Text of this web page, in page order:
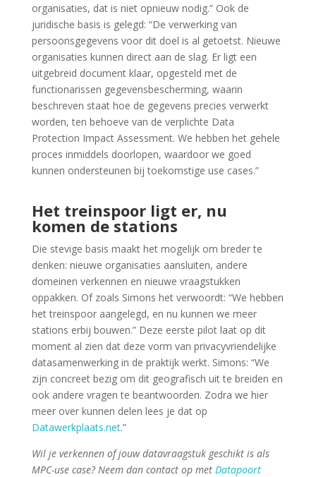
organisaties, dat is niet opnieuw nodig.” Ook de
juridische basis is gelegd: “De verwerking van
persoonsgegevens voor dit doel is al getoetst. Nieuwe
organisaties kunnen direct aan de slag. Er ligt een
uitgebreid document klaar, opgesteld met de
functionarissen gegevensbescherming, waarin
beschreven staat hoe de gegevens precies verwerkt
worden, ten behoeve van de verplichte Data
Protection Impact Assessment. We hebben het gehele
proces inmiddels doorlopen, waardoor we goed
kunnen ondersteunen bij toekomstige use cases.”
Het treinspoor ligt er, nu
komen de stations
Die stevige basis maakt het mogelijk om breder te
denken: nieuwe organisaties aansluiten, andere
domeinen verkennen en nieuwe vraagstukken
oppakken. Of zoals Simons het verwoordt: “We hebben
het treinspoor aangelegd, en nu kunnen we meer
stations erbij bouwen.” Deze eerste pilot laat op dit
moment al zien dat deze vorm van privacyvriendelijke
datasamenwerking in de praktijk werkt. Simons: “We
zijn concreet bezig om dit geografisch uit te breiden en
ook andere vragen te beantwoorden. Zodra we hier
meer over kunnen delen lees je dat op
Datawerkplaats.net.”
Wil je verkennen of jouw datavraagstuk geschikt is als
MPC-use case? Neem dan contact op met Datapoort